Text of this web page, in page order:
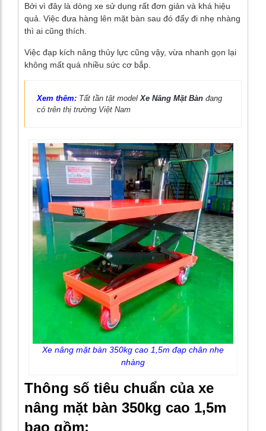
Bởi vì đây là dòng xe sử dụng rất đơn giản và khá hiệu
quả. Việc đưa hàng lên mặt bàn sau đó đẩy đi nhẹ nhàng
thì ai cũng thích.
Việc đạp kích nâng thủy lực cũng vậy, vừa nhanh gọn lại
không mất quá nhiều sức cơ bắp.
Xem thêm: Tất tần tật modelXe Nâng Mặt Bàn đang
có trên thị trường Việt Nam
Xe nâng mặt bàn 350kg cao 1,5m đạp chân nhẹ
nhàng
Thông số tiêu chuẩn của xe
nâng mặt bàn 350kg cao 1,5m
bao gồm: